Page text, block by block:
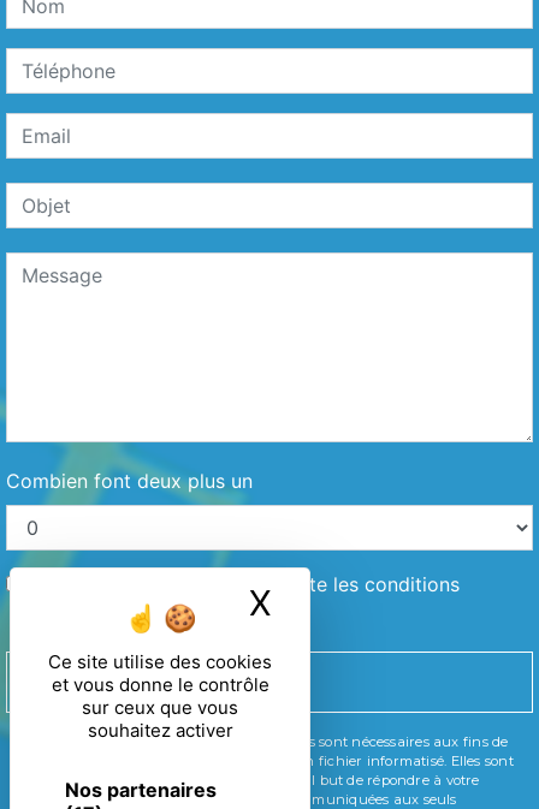
Ce site utilise des cookies
et vous donne le contrôle
sur ceux que vous
souhaitez activer
Nos partenaires
X Masquer le
Combien font deux plus un
En cochant cette case, j'accepte les conditions
particulières ci-dessous **
ENVOYER
** Les données personnelles communiquées sont nécessaires aux fins de
vous contacter et sont enregistrées dans un fichier informatisé. Elles sont
destinées à et ses sous-traitants dans le seul but de répondre à votre
message. Les données collectées seront communiquées aux seuls